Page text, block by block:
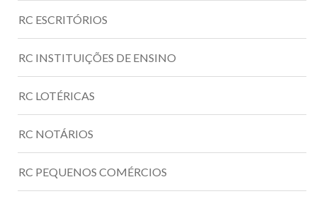
RC ESCRITÓRIOS
RC INSTITUIÇÕES DE ENSINO
RC LOTÉRICAS
RC NOTÁRIOS
RC PEQUENOS COMÉRCIOS